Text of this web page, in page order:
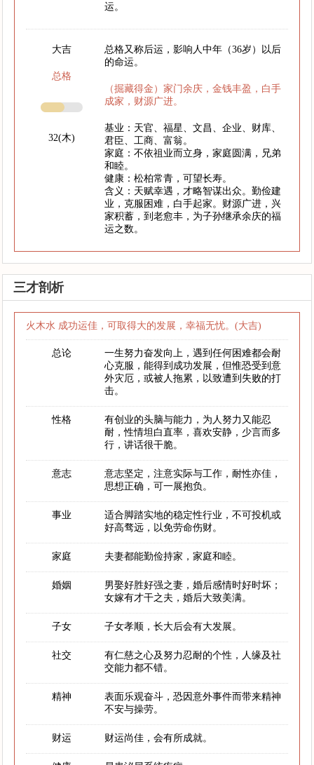
运。
大吉
总格
32(木)
总格又称后运，影响人中年（36岁）以后
的命运。
（掘藏得金）家门余庆，金钱丰盈，白手
成家，财源广进。
基业：天官、福星、文昌、企业、财库、
君臣、工商、富翁。
家庭：不依祖业而立身，家庭圆满，兄弟
和睦。
健康：松柏常青，可望长寿。
含义：天赋幸遇，才略智谋出众。勤俭建
业，克服困难，白手起家。财源广进，兴
家积蓄，到老愈丰，为子孙继承余庆的福
运之数。
三才剖析
火木水 成功运佳，可取得大的发展，幸福无忧。(大吉)
总论
一生努力奋发向上，遇到任何困难都会耐
心克服，能得到成功发展，但惟恐受到意
外灾厄，或被人拖累，以致遭到失败的打
击。
性格
有创业的头脑与能力，为人努力又能忍
耐，性情坦白直率，喜欢安静，少言而多
行，讲话很干脆。
意志
意志坚定，注意实际与工作，耐性亦佳，
思想正确，可一展抱负。
事业
适合脚踏实地的稳定性行业，不可投机或
好高骛远，以免劳命伤财。
家庭 夫妻都能勤俭持家，家庭和睦。
婚姻
男娶好胜好强之妻，婚后感情时好时坏；
女嫁有才干之夫，婚后大致美满。
子女 子女孝顺，长大后会有大发展。
社交
有仁慈之心及努力忍耐的个性，人缘及社
交能力都不错。
精神
表面乐观奋斗，恐因意外事件而带来精神
不安与操劳。
财运 财运尚佳，会有所成就。